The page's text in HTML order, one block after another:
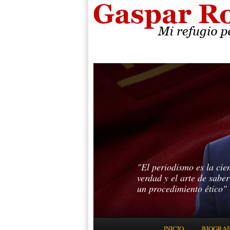
"El periodismo es la
verdad y el arte de
un procedimiento ético"